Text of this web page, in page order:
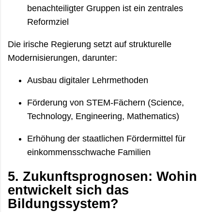
benachteiligter Gruppen ist ein zentrales
Reformziel
Die irische Regierung setzt auf strukturelle
Modernisierungen, darunter:
Ausbau digitaler Lehrmethoden
Förderung von STEM-Fächern (Science,
Technology, Engineering, Mathematics)
Erhöhung der staatlichen Fördermittel für
einkommensschwache Familien
5. Zukunftsprognosen: Wohin
entwickelt sich das
Bildungssystem?